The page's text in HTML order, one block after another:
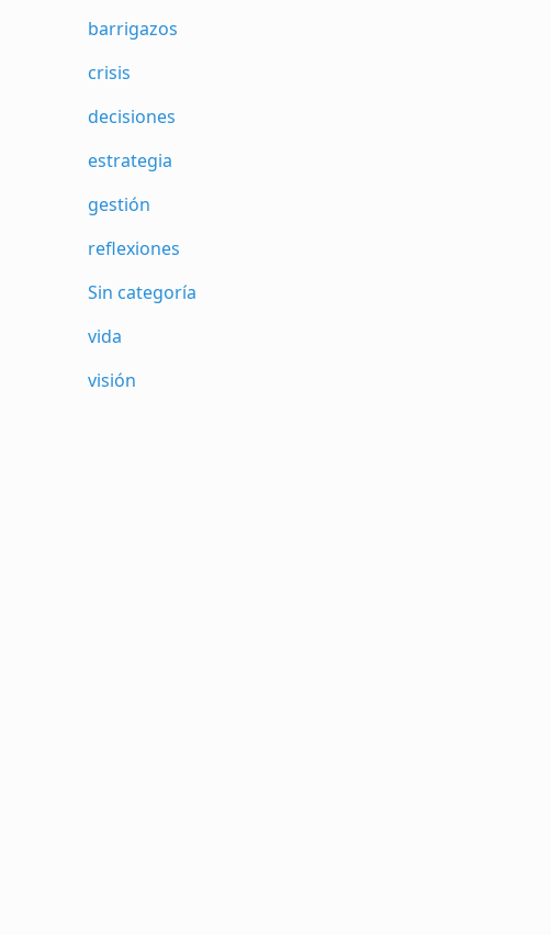
barrigazos
crisis
decisiones
estrategia
gestión
reflexiones
Sin categoría
vida
visión